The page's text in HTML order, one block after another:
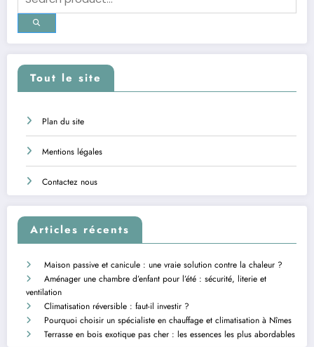
Tout le site
Plan du site
Mentions légales
Contactez nous
Articles récents
Maison passive et canicule : une vraie solution contre la chaleur ?
Aménager une chambre d’enfant pour l’été : sécurité, literie et
ventilation
Climatisation réversible : faut-il investir ?
Pourquoi choisir un spécialiste en chauffage et climatisation à Nîmes
Terrasse en bois exotique pas cher : les essences les plus abordables